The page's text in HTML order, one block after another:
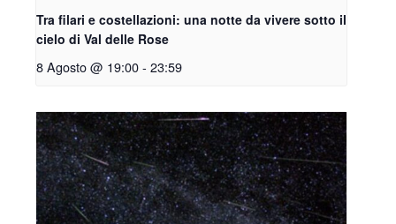
Tra filari e costellazioni: una notte da vivere sotto il
cielo di Val delle Rose
8 Agosto @ 19:00- 23:59